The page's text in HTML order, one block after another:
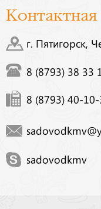
г. Пятигорск,
8 (8793) 38 33
8 (8793) 40-10-
sadovodkmv